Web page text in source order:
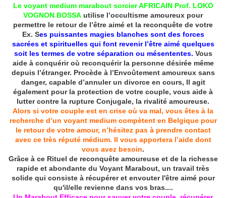
Le voyant medium marabout sorcier AFRICAIN Prof. LOKO
VOGNON BOSSA utilise l’occultisme amoureux pour
permettre le retour de l’être aimé et la reconquête de votre
Ex. Ses puissantes magies blanches sont des forces
sacrées et spirituelles qui font revenir l’être aimé quelques
soit les termes de votre séparation ou mésententes. Vous
aide à conquérir où reconquérir la personne désirée même
depuis l’étranger. Procède à l’Envoûtement amoureux sans
danger, capable d’annuler un divorce en cours, Il agit
également pour la protection de votre couple, vous aide à
lutter contre la rupture Conjugale, la rivalité amoureuse.
Alors si votre couple est en crise où va mal, vous êtes à la
recherche d’un voyant medium compètent en Belgique pour
le retour de votre amour, n’hésitez pas à prendre contact
avec ce très réputé médium. Il vous apportera l’aide dont
vous avez besoin.
Grâce à ce Rituel de reconquête amoureuse et de la richesse
rapide et abondante du Voyant Marabout, un travail très
solide qui consiste à récupérer et envouter l'être aimé pour
qu'il/elle revienne dans vos bras....